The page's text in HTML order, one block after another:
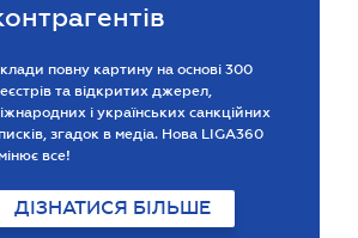
повну картину на основі 300
та відкритих джерел,
і українських санкційних
згадок в медіа. Нова LIGA360
все!
ДІЗНАТИСЯ БІЛЬШЕ